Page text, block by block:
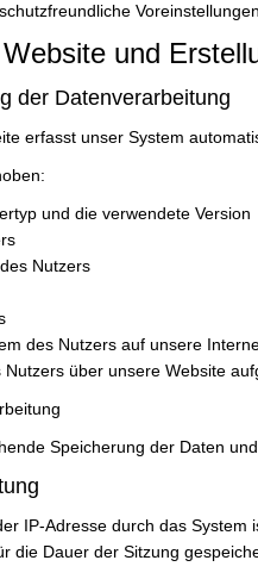
und
der Datenverarbeitung
erfasst unser System
und die verwendete Version
Nutzers
des Nutzers auf unsere
über unsere Website
Speicherung der Daten
IP-Adresse durch das
die Dauer der Sitzung